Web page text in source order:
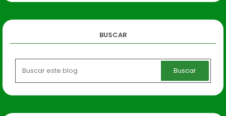
BUSCAR